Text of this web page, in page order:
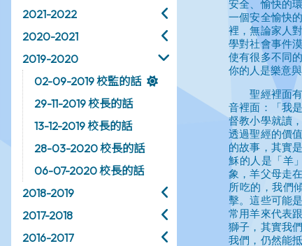
2021-2022
2020-2021
2019-2020
02-09-2019 校監的話
29-11-2019 校長的話
13-12-2019 校長的話
28-03-2020 校長的話
06-07-2020 校長的話
2018-2019
2017-2018
2016-2017